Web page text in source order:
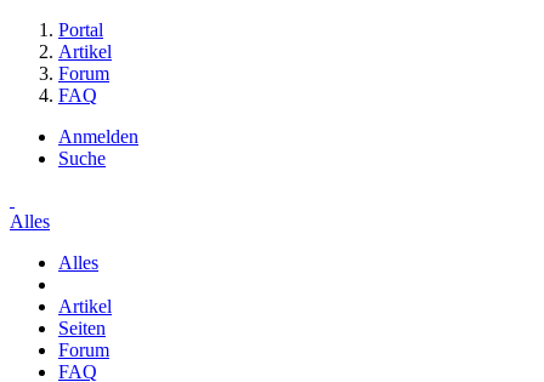
Portal
Artikel
Forum
FAQ
Anmelden
Suche
Alles
Alles
Artikel
Seiten
Forum
FAQ